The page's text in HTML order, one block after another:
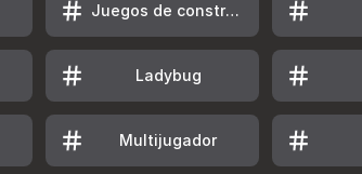
Juegos de construcción de ciudades
Ladybug
Multijugador